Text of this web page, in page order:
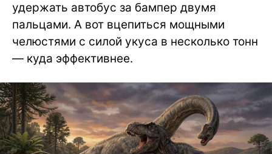
удержать автобус за бампер двумя
пальцами. А вот вцепиться мощными
челюстями с силой укуса в несколько тонн
— куда эффективнее.